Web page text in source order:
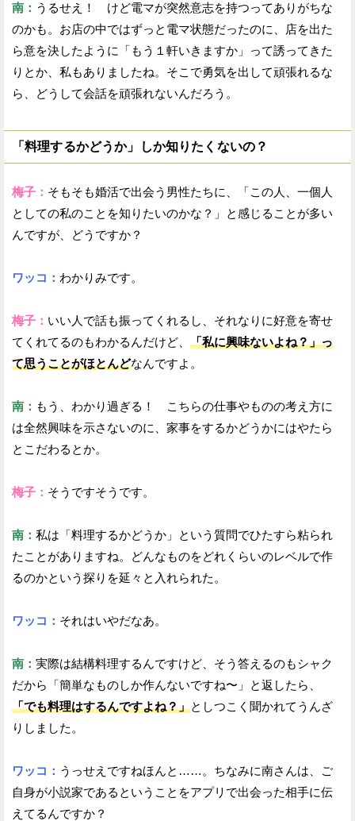
南： うるせえ！ けど電マが突然意志を持つってありがちな
のかも。お店の中ではずっと電マ状態だったのに、店を出た
ら意を決したように「もう１軒いきますか」って誘ってきた
りとか、私もありましたね。そこで勇気を出して頑張れるな
ら、どうして会話を頑張れないんだろう。
「料理するかどうか」しか知りたくないの？
梅子： そもそも婚活で出会う男性たちに、「この人、一個人
としての私のことを知りたいのかな？」と感じることが多い
んですが、どうですか？
ワッコ： わかりみです。
梅子： いい人で話も振ってくれるし、それなりに好意を寄せ
てくれてるのもわかるんだけど、 「私に興味ないよね？」っ
て思うことがほとんどなんですよ。
南： もう、わかり過ぎる！ こちらの仕事やものの考え方に
は全然興味を示さないのに、家事をするかどうかにはやたら
とこだわるとか。
梅子： そうですそうです。
南： 私は「料理するかどうか」という質問でひたすら粘られ
たことがありますね。どんなものをどれくらいのレベルで作
るのかという探りを延々と入れられた。
ワッコ： それはいやだなあ。
南： 実際は結構料理するんですけど、そう答えるのもシャク
だから「簡単なものしか作んないですね〜」と返したら、
「でも料理はするんですよね？」としつこく聞かれてうんざ
りしました。
ワッコ： うっせえですねほんと……。ちなみに南さんは、ご
自身が小説家であるということをアプリで出会った相手に伝
えてるんですか？